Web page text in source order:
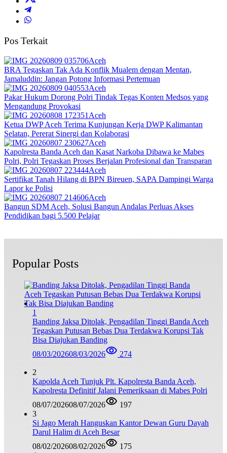
Pos Terkait
Aceh
BRA Tegaskan Tak Ada Konflik Mualem dengan Mentan,
Jamaluddin: Jangan Potong Informasi Pertemuan
Aceh
Pakar Hukum Dorong Polri Tindak Tegas Konten Medsos yang
Mengandung Provokasi
Aceh
Ketua DWP Aceh Terima Kunjungan Kerja DWP Kalimantan
Selatan, Pererat Sinergi dan Kolaborasi
Aceh
Kapolresta Banda Aceh dan Kasat Narkoba Dibawa ke Mabes
Polri, Polri Tegaskan Proses Berjalan Profesional dan Transparan
Aceh
Sertifikat Tanah Hilang di BPN Bireuen, SAPA Dampingi Warga
Lapor ke Polisi
Aceh
Bangun SDM Aceh, Solusi Bangun Andalas Perluas Akses
Pendidikan bagi 5.500 Pelajar
Popular Posts
1
Banding Jaksa Ditolak, Pengadilan Tinggi Banda Aceh
Tegaskan Putusan Bebas Dua Terdakwa Korupsi Tak
Bisa Diajukan Banding
08/03/202608/03/2026 274
2
Kapolda Aceh Tunjuk Plt. Kapolresta Banda Aceh,
Kapolresta Definitif Jalani Pemeriksaan di Mabes Polri
08/07/202608/07/2026
197
3
Si Jago Merah Hanguskan Kantor Dewan Guru Dayah
Darul Halim di Aceh Besar
08/02/202608/02/2026
175